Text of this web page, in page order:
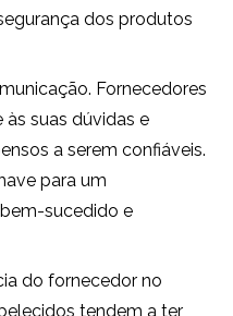
dos produtos
Fornecedores
suas dúvidas e
a serem confiáveis.
para um
sucedido e
do fornecedor no
tendem a ter